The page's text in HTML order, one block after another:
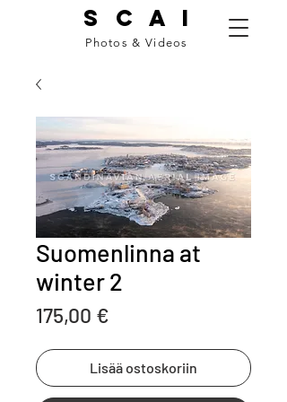
S C A I
Photos & Videos
Suomenlinna at
winter 2
175,00 €
Lisää ostoskoriin